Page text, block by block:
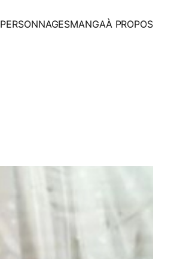
PERSONNAGESMANGAÀ PROPOS